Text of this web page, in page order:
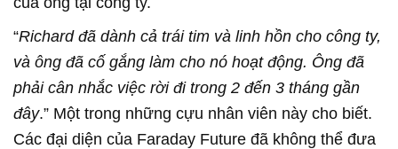
“Richard đã dành cả trái tim và linh hồn cho công ty,
và ông đã cố gắng làm cho nó hoạt động. Ông đã
phải cân nhắc việc rời đi trong 2 đến 3 tháng gần
đây.” Một trong những cựu nhân viên này cho biết.
Các đại diện của Faraday Future đã không thể đưa